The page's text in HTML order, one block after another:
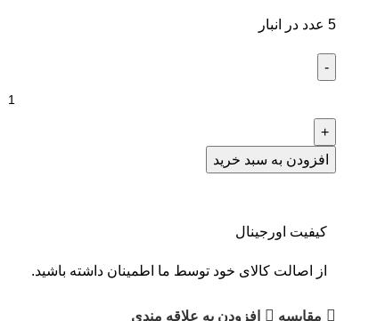
5 عدد در انبار
افزودن به سبد خرید
کیفیت اورجینال
از اصالت کالای خود توسط ما اطمینان داشته باشید.
مقايسه افزودن به علاقه مندی